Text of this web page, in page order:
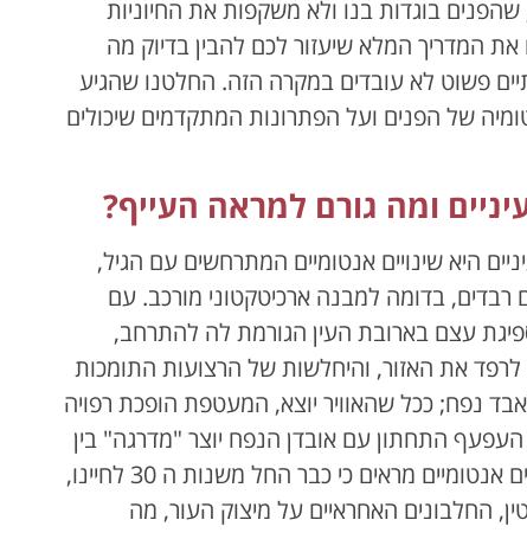
בוגדות בנו ולא משקפות את החיוניות
המדריך המלא שיעזור לכם להבין בדיוק מה
פשוט לא עובדים במקרה הזה. החלטנו שהגיע
של הפנים ועל הפתרונות המתקדמים שיכולים
ומה גורם למראה העייף?
היא שינויים אנטומיים המתרחשים עם הגיל,
רבדים, בדומה למבנה ארכיטקטוני מורכב. עם
עצם בארובת העין הגורמת לה להתרחב,
את האזור, והיחלשות של הרצועות התומכות
נפח; ככל שהאוויר יוצא, המעטפת הופכת רפויה
התחתון עם אובדן הנפח יוצר "מדרגה" בין
העפעף ללחי, מה שמייצר צללית כהה. מחקרים אנטומיים מראים כי כבר החל משנות ה 30 לחיינו,
החלבונים האחראיים על מיצוק העור, מה